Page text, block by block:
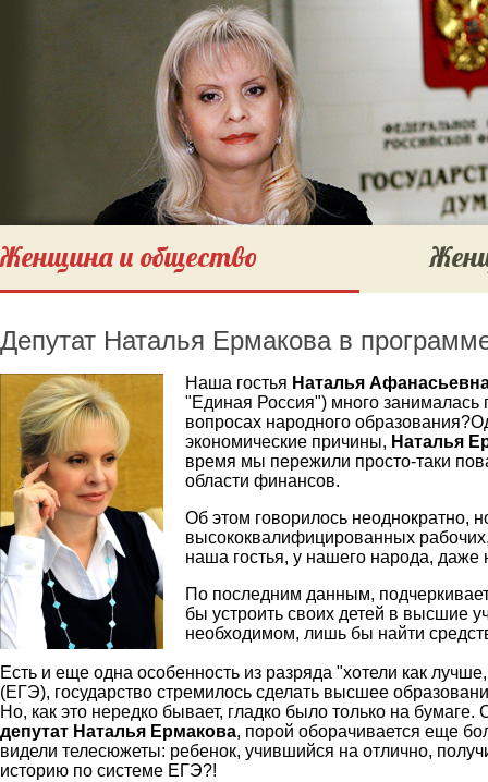
Женщина и общество
Депутат Наталья Ермакова в
Hаша гостья Наталья
"Единая Россия") много занималась
вопросах народного
экономические причины, Наталья
время мы пережили просто-таки
области финансов.
Об этом говорилось неоднократно,
высококвалифицированных
наша гостья, у нашего народа, даже
По последним данным,
бы устроить своих детей в высшие
необходимом, лишь бы найти
Есть и еще одна особенность из разряда "хотели как
(ЕГЭ), государство стремилось сделать высшее
Но, как это нередко бывает, гладко было только на
депутат Наталья Ермакова, порой оборачивается еще
видели телесюжеты: ребенок, учившийся на отлично,
историю по системе ЕГЭ?!